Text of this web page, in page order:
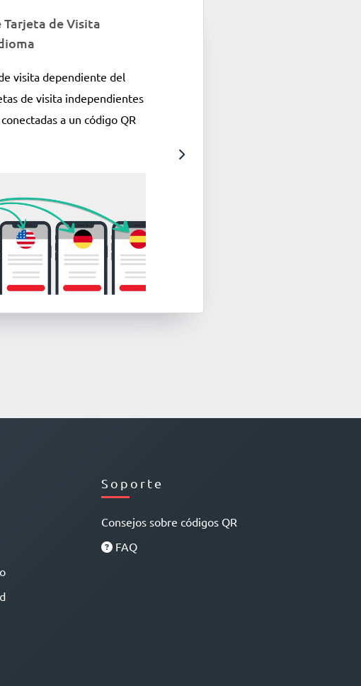
Tarjeta de Visita
visita dependiente del
de visita independientes
a un código QR
Soporte
Consejos sobre códigos QR
FAQ